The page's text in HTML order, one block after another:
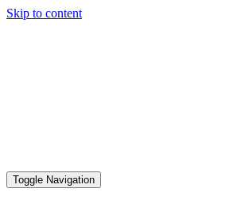
Skip to content
Toggle Navigation